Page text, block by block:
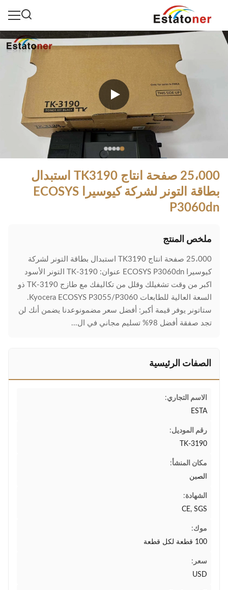
25،000 صفحة انتاج TK3190 استبدال
بطاقة التونر لشركة كيوسيرا ECOSYS
P3060dn
ملخص المنتج
25،000 صفحة انتاج TK3190 استبدال بطاقة التونر لشركة
كيوسيرا ECOSYS P3060dn عنوان: TK-3190 التونر الأسود
اكبر من وقت تشغيلك وقلل من تكاليفك مع طازج TK-3190 ذو
السعة العالية للطابعات Kyocera ECOSYS P3055/P3060.
ستاتونر يوفر قيمة أكبر: أفضل سعر مضمونوعدنا يضمن أنك لن
تجد صفقة أفضل 98% تسليم مجاني في ال...
الصفات الرئيسية
الاسم التجاري:
ESTA
رقم الموديل:
TK-3190
مكان المنشأ:
الصين
الشهادة:
CE, SGS
موك:
100 قطعة لكل قطعة
سعر:
USD